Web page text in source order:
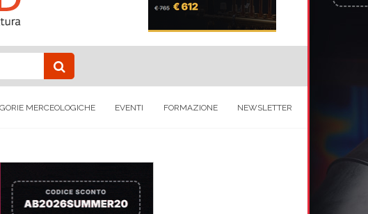
MERCEOLOGICHE EVENTI FORMAZIONE NEWSLETTER